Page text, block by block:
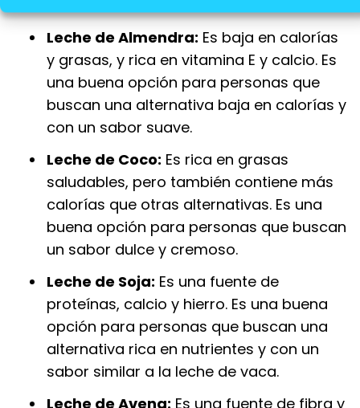
Leche de Almendra: Es baja en calorías
y grasas, y rica en vitamina E y calcio. Es
una buena opción para personas que
buscan una alternativa baja en calorías y
con un sabor suave.
Leche de Coco: Es rica en grasas
saludables, pero también contiene más
calorías que otras alternativas. Es una
buena opción para personas que buscan
un sabor dulce y cremoso.
Leche de Soja: Es una fuente de
proteínas, calcio y hierro. Es una buena
opción para personas que buscan una
alternativa rica en nutrientes y con un
sabor similar a la leche de vaca.
Leche de Avena: Es una fuente de fibra y